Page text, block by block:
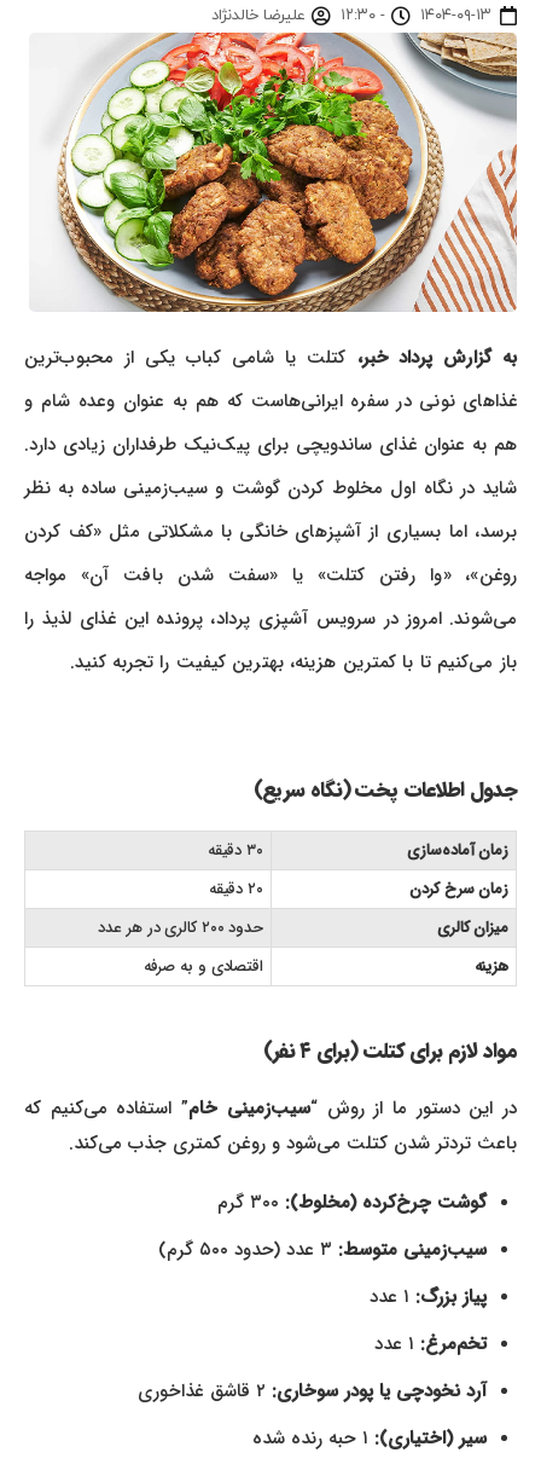
۱۴۰۴-۰۹-۱۳ - ۱۲:۳۰ علیرضا خالدنژاد
به گزارش پرداد خبر، کتلت یا شامی کباب یکی از محبوب‌ترین
غذاهای نونی در سفره ایرانی‌هاست که هم به عنوان وعده شام و
هم به عنوان غذای ساندویچی برای پیک‌نیک طرفداران زیادی دارد.
شاید در نگاه اول مخلوط کردن گوشت و سیب‌زمینی ساده به نظر
برسد، اما بسیاری از آشپزهای خانگی با مشکلاتی مثل «کف کردن
روغن»، «وا رفتن کتلت» یا «سفت شدن بافت آن» مواجه
می‌شوند. امروز در سرویس آشپزی پرداد، پرونده این غذای لذیذ را
باز می‌کنیم تا با کمترین هزینه، بهترین کیفیت را تجربه کنید.
جدول اطلاعات پخت (نگاه سریع)
زمان آماده‌سازی
۳۰ دقیقه
زمان سرخ کردن
۲۰ دقیقه
میزان کالری
حدود ۲۰۰ کالری در هر عدد
هزینه
اقتصادی و به صرفه
مواد لازم برای کتلت (برای ۴ نفر)
در این دستور ما از روش “سیب‌زمینی خام” استفاده می‌کنیم که
باعث تردتر شدن کتلت می‌شود و روغن کمتری جذب می‌کند.
گوشت چرخ‌کرده (مخلوط):
سیب‌زمینی متوسط:
پیاز بزرگ:
تخم‌مرغ:
آرد نخودچی یا پودر سوخاری:
سیر (اختیاری):